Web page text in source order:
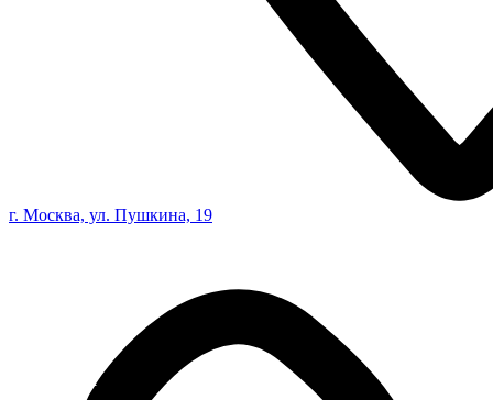
г. Москва, ул. Пушкина, 19